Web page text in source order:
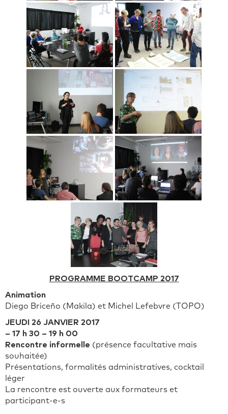
PROGRAMME BOOTCAMP 2017
Animation
Diego Briceño (Makila) et Michel Lefebvre (TOPO)
JEUDI 26 JANVIER 2017
– 17 h 30 – 19 h 00
Rencontre informelle (présence facultative mais
souhaitée)
Présentations, formalités administratives, cocktail
léger
La rencontre est ouverte aux formateurs et
participant-e-s